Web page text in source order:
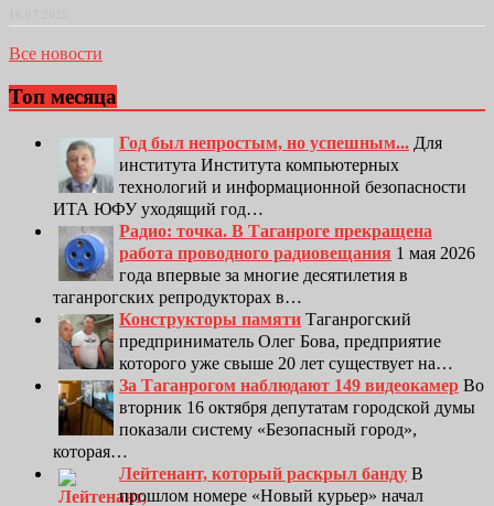
Все новости
Топ месяца
Год был непростым, но успешным... Для
института Института компьютерных
технологий и информационной безопасности
ИТА ЮФУ уходящий год…
Радио: точка. В Таганроге прекращена
работа проводного радиовещания 1 мая 2026
года впервые за многие десятилетия в
таганрогских репродукторах в…
Конструкторы памяти Таганрогский
предприниматель Олег Бова, предприятие
которого уже свыше 20 лет существует на…
За Таганрогом наблюдают 149 видеокамер Во
вторник 16 октября депутатам городской думы
показали систему «Безопасный город»,
которая…
Лейтенант, который раскрыл банду В
прошлом номере «Новый курьер» начал